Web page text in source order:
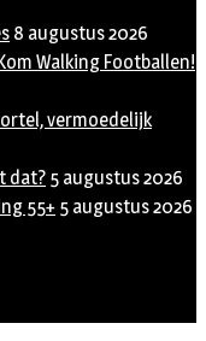
8 augustus 2026
Walking Footballen!
vermoedelijk
dat? 5 augustus 2026
55+ 5 augustus 2026